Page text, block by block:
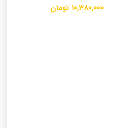
۱۰,۳۸۰,۰۰۰ تومان